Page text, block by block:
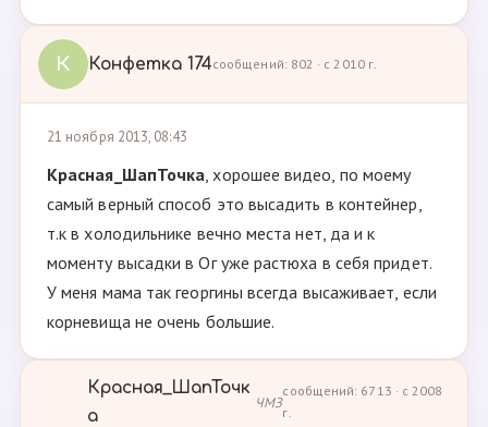
К Конфетка 174сообщений: 802 · с 2010 г.
21 ноября 2013, 08:43
Красная_ШапТочка, хорошее видео, по моему
самый верный способ это высадить в контейнер,
т.к в холодильнике вечно места нет, да и к
моменту высадки в Ог уже растюха в себя придет.
У меня мама так георгины всегда высаживает, если
корневища не очень большие.
Красная_ШапТочк
а
ЧМЗ
сообщений: 6713 · с 2008
г.